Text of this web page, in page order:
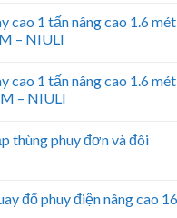
cao 1 tấn nâng cao 1.6
– NIULI
cao 1 tấn nâng cao 1.6
– NIULI
thùng phuy đơn và đôi
đổ phuy điện nâng cao